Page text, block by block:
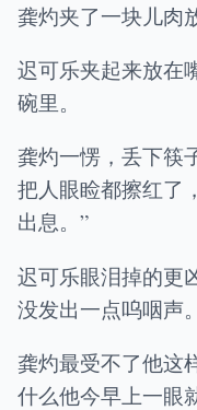
龚灼夹了一块儿肉
迟可乐夹起来放在
碗里。
龚灼一愣，丢下筷
把人眼睑都擦红了
出息。”
迟可乐眼泪掉的更
没发出一点呜咽声。
龚灼最受不了他这
什么他今早上一眼